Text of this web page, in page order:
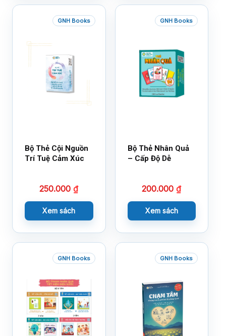
GNH Books
Bộ Thẻ Cội Nguồn
Trí Tuệ Cảm Xúc
250.000₫
Xem sách
GNH Books
Bộ Thẻ Nhân Quả
– Cấp Độ Dễ
200.000₫
Xem sách
GNH Books GNH Books